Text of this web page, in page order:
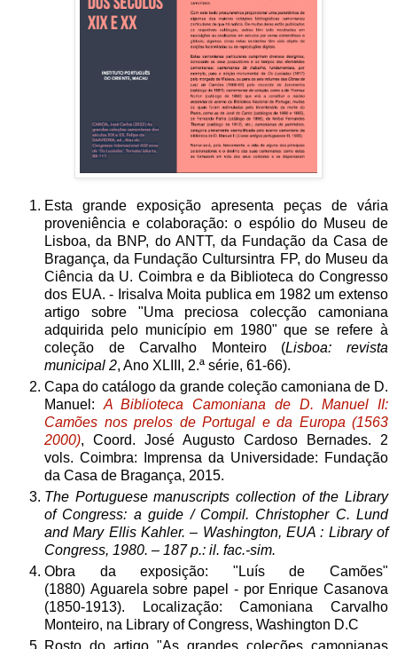
Esta grande exposição apresenta peças de vária
proveniência e colaboração: o espólio do Museu de
Lisboa, da BNP, do ANTT, da Fundação da Casa de
Bragança, da Fundação Cultursintra FP, do Museu da
Ciência da U. Coimbra e da Biblioteca do Congresso
dos EUA. - Irisalva Moita publica em 1982 um extenso
artigo sobre "Uma preciosa colecção camoniana
adquirida pelo município em 1980" que se refere à
coleção de Carvalho Monteiro (Lisboa: revista
municipal 2, Ano XLIII, 2.ª série, 61-66).
Capa do catálogo da grande coleção camoniana de D.
Manuel: A Biblioteca Camoniana de D. Manuel II:
Camões nos prelos de Portugal e da Europa (1563
2000), Coord. José Augusto Cardoso Bernades. 2
vols. Coimbra: Imprensa da Universidade: Fundação
da Casa de Bragança, 2015.
The Portuguese manuscripts collection of the Library
of Congress: a guide / Compil. Christopher C. Lund
and Mary Ellis Kahler. – Washington, EUA : Library of
Congress, 1980. – 187 p.: il. fac.-sim.
Obra da exposição: "Luís de Camões"
(1880) Aguarela sobre papel - por Enrique Casanova
(1850-1913). Localização: Camoniana Carvalho
Monteiro, na Library of Congress, Washington D.C
Rosto do artigo "As grandes coleções camonianas